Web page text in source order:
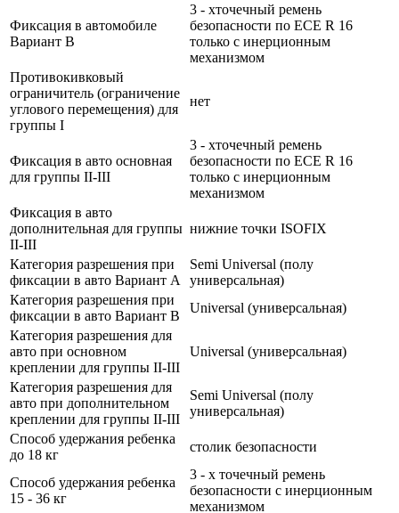
Фиксация в автомобиле
Вариант В
3 - хточечный ремень
безопасности по ECE R 16
только с инерционным
механизмом
Противокивковый
ограничитель (ограничение
углового перемещения) для
группы I
нет
Фиксация в авто основная
для группы II-III
3 - хточечный ремень
безопасности по ECE R 16
только с инерционным
механизмом
Фиксация в авто
дополнительная для группы
II-III
нижние точки ISOFIX
Категория разрешения при
фиксации в авто Вариант А
Semi Universal (полу
универсальная)
Категория разрешения при
фиксации в авто Вариант В
Universal (универсальная)
Категория разрешения для
авто при основном
креплении для группы II-III
Universal (универсальная)
Категория разрешения для
авто при дополнительном
креплении для группы II-III
Semi Universal (полу
универсальная)
Способ удержания ребенка
до 18 кг
столик безопасности
Способ удержания ребенка
15 - 36 кг
3 - х точечный ремень
безопасности с инерционным
механизмом